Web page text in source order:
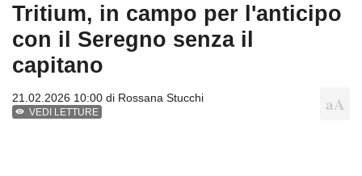
Tritium, in campo per l'anticipo
con il Seregno senza il
capitano
21.02.2026 10:00 di Rossana Stucchi
VEDI LETTURE